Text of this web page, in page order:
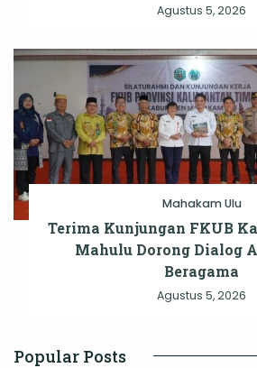
Agustus 5, 2026
Mahakam Ulu
Terima Kunjungan FKUB
Mahulu Dorong Dialog
Beragama
Agustus 5, 2026
Popular Posts